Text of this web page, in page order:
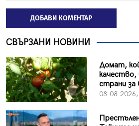
ДОБАВИ КОМЕНТАР
СВЪРЗАНИ НОВИНИ
Домат,
страни за